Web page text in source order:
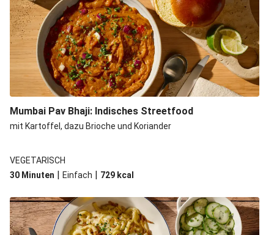
Mumbai Pav Bhaji: Indisches Streetfood
mit Kartoffel, dazu Brioche und Koriander
VEGETARISCH
30 Minuten | Einfach | 729 kcal